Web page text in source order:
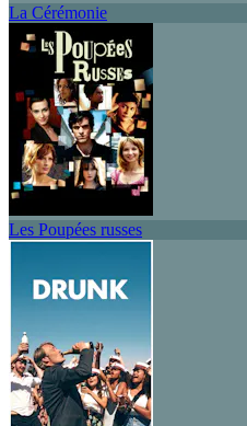
La Cérémonie
Les Poupées russes